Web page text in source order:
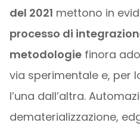
del 2021 mettono in
processo di
metodologiefinora
via sperimentale e, per
l’una dall’altra.
dematerializzazione,